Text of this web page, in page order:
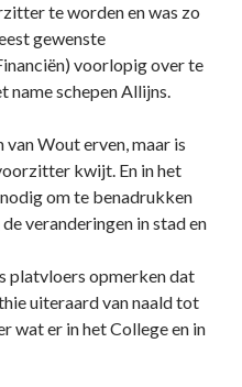
te worden en was zo
gewenste
voorlopig over te
name schepen Allijns.
Wout erven, maar is
kwijt. En in het
om te benadrukken
veranderingen in stad en
platvloers opmerken dat
uiteraard van naald tot
wat er in het College en in